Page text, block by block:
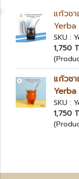
แก้วช
SKU :
1,750
แก้วช
SKU :
1,750